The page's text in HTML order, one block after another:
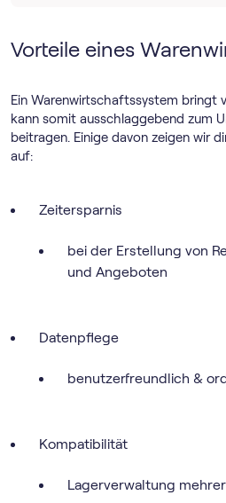
Vorteile eines
Ein Warenwirtschaftssystem bringt
kann somit ausschlaggebend zum
beitragen. Einige davon zeigen wir
auf:
Zeitersparnis
bei der Erstellung von
und Angeboten
Datenpflege
benutzerfreundlich &
Kompatibilität
Lagerverwaltung